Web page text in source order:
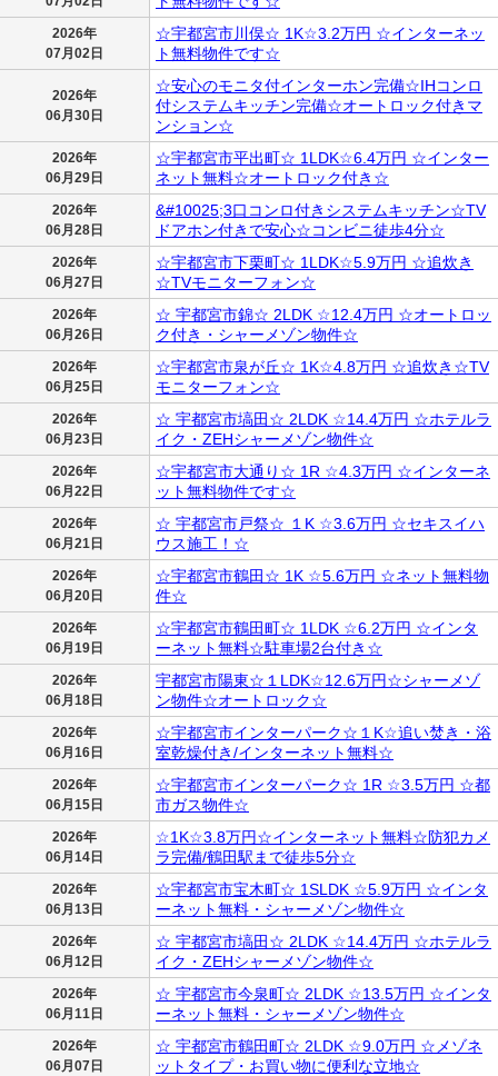
2026年
07月02日
☆宇都宮市川俣☆ 1K☆3.2万円 ☆インターネッ
ト無料物件です☆
2026年
06月30日
☆安心のモニタ付インターホン完備☆IHコンロ
付システムキッチン完備☆オートロック付きマ
ンション☆
2026年
06月29日
☆宇都宮市平出町☆ 1LDK☆6.4万円 ☆インター
ネット無料☆オートロック付き☆
2026年
06月28日
&#10025;3口コンロ付きシステムキッチン☆TV
ドアホン付きで安心☆コンビニ徒歩4分☆
2026年
06月27日
☆宇都宮市下栗町☆ 1LDK☆5.9万円 ☆追炊き
☆TVモニターフォン☆
2026年
06月26日
☆ 宇都宮市錦☆ 2LDK ☆12.4万円 ☆オートロッ
ク付き・シャーメゾン物件☆
2026年
06月25日
☆宇都宮市泉が丘☆ 1K☆4.8万円 ☆追炊き☆TV
モニターフォン☆
2026年
06月23日
☆ 宇都宮市塙田☆ 2LDK ☆14.4万円 ☆ホテルラ
イク・ZEHシャーメゾン物件☆
2026年
06月22日
☆宇都宮市大通り☆ 1R ☆4.3万円 ☆インターネ
ット無料物件です☆
2026年
06月21日
☆ 宇都宮市戸祭☆ １K ☆3.6万円 ☆セキスイハ
ウス施工！☆
2026年
06月20日
☆宇都宮市鶴田☆ 1K ☆5.6万円 ☆ネット無料物
件☆
2026年
06月19日
☆宇都宮市鶴田町☆ 1LDK ☆6.2万円 ☆インタ
ーネット無料☆駐車場2台付き☆
2026年
06月18日
宇都宮市陽東☆１LDK☆12.6万円☆シャーメゾ
ン物件☆オートロック☆
2026年
06月16日
☆宇都宮市インターパーク☆１K☆追い焚き・浴
室乾燥付き/インターネット無料☆
2026年
06月15日
☆宇都宮市インターパーク☆ 1R ☆3.5万円 ☆都
市ガス物件☆
2026年
06月14日
☆1K☆3.8万円☆インターネット無料☆防犯カメ
ラ完備/鶴田駅まで徒歩5分☆
2026年
06月13日
☆宇都宮市宝木町☆ 1SLDK ☆5.9万円 ☆インタ
ーネット無料・シャーメゾン物件☆
2026年
06月12日
☆ 宇都宮市塙田☆ 2LDK ☆14.4万円 ☆ホテルラ
イク・ZEHシャーメゾン物件☆
2026年
06月11日
☆ 宇都宮市今泉町☆ 2LDK ☆13.5万円 ☆インタ
ーネット無料・シャーメゾン物件☆
2026年
06月07日
☆ 宇都宮市鶴田町☆ 2LDK ☆9.0万円 ☆メゾネ
ットタイプ・お買い物に便利な立地☆